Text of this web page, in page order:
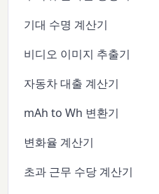
기대 수명 계산기
비디오 이미지 추출기
자동차 대출 계산기
mAh to Wh 변환기
변화율 계산기
초과 근무 수당 계산기